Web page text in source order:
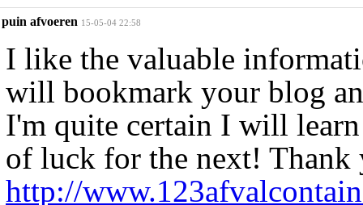
puin afvoeren 15-05-04 22:58
I like the valuable
will bookmark your blog
I'm quite certain I will
of luck for the next! Thank
http://